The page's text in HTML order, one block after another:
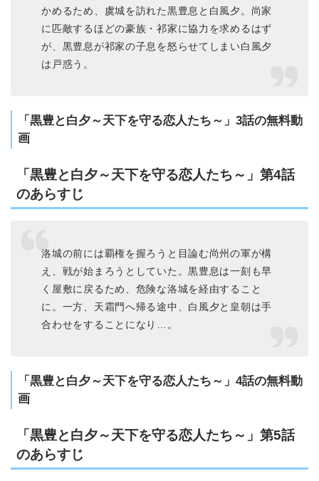
かめるため、虞城を訪れた黒豊息と白風夕。尚家
に匹敵するほどの豪族・祁家に協力を求めるはず
が、黒豊息が祁家の子息を怒らせてしまい白風夕
は戸惑う。
「黒豊と白夕～天下を守る恋人たち～」3話の無料動
画
「黒豊と白夕～天下を守る恋人たち～」第4話
のあらすじ
洛城の前には覇権を握ろうと目論む尚州の軍が構
え、戦が始まろうとしていた。黒豊息は一刻も早
く屋敷に戻るため、危険な洛城を経由すること
に。一方、天霜門へ帰る途中、白風夕と皇朝は手
合わせをすることになり…。
「黒豊と白夕～天下を守る恋人たち～」4話の無料動
画
「黒豊と白夕～天下を守る恋人たち～」第5話
のあらすじ